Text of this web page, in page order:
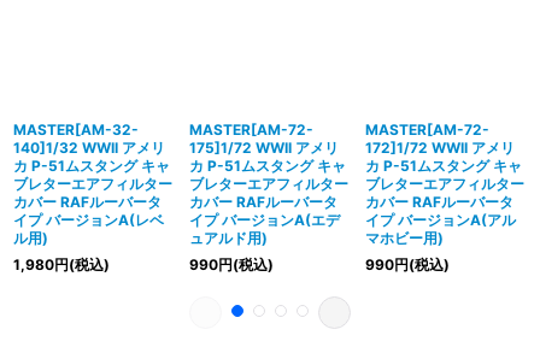
MASTER[AM-32-
140]1/32 WWII アメリ
カ P-51ムスタング キャ
ブレターエアフィルター
カバー RAFルーバータ
イプ バージョンA(レベ
ル用)
1,980円(税込)
MASTER[AM-72-
175]1/72 WWII アメリ
カ P-51ムスタング キャ
ブレターエアフィルター
カバー RAFルーバータ
イプ バージョンA(エデ
ュアルド用)
990円(税込)
MASTER[AM-72-
172]1/72 WWII アメリ
カ P-51ムスタング キャ
ブレターエアフィルター
カバー RAFルーバータ
イプ バージョンA(アル
マホビー用)
990円(税込)